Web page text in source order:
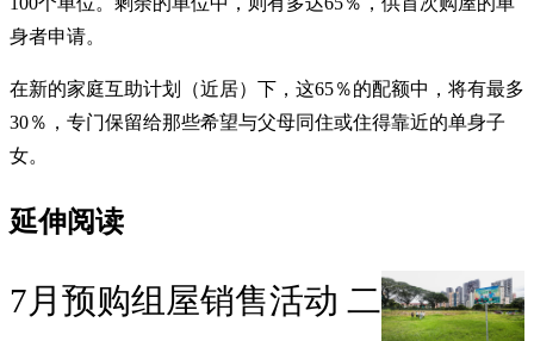
身者申请。
在新的家庭互助计划（近居）下，这65％的配额中，将有最多
30％，专门保留给那些希望与父母同住或住得靠近的单身子
女。
延伸阅读
7月预购组屋销售活动 二